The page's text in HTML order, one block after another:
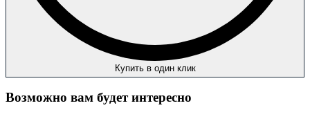
Купить в один клик
Возможно вам будет интересно